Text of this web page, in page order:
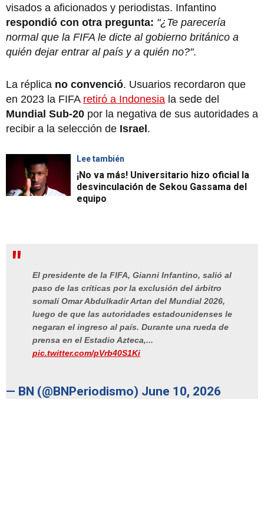
visados a aficionados y periodistas. Infantino
respondió con otra pregunta: "¿Te parecería
normal que la FIFA le dicte al gobierno británico a
quién dejar entrar al país y a quién no?".
La réplica no convenció. Usuarios recordaron que
en 2023 la FIFA retiró a Indonesia la sede del
Mundial Sub-20 por la negativa de sus autoridades a
recibir a la selección de Israel .
Lee también
¡No va más! Universitario hizo oficial la
desvinculación de Sekou Gassama del
equipo
El presidente de la FIFA, Gianni Infantino, salió al
paso de las críticas por la exclusión del árbitro
somalí Omar Abdulkadir Artan del Mundial 2026,
luego de que las autoridades estadounidenses le
negaran el ingreso al país. Durante una rueda de
prensa en el Estadio Azteca,...
pic.twitter.com/pVrb40S1Ki
— BN (@BNPeriodismo) June 10, 2026